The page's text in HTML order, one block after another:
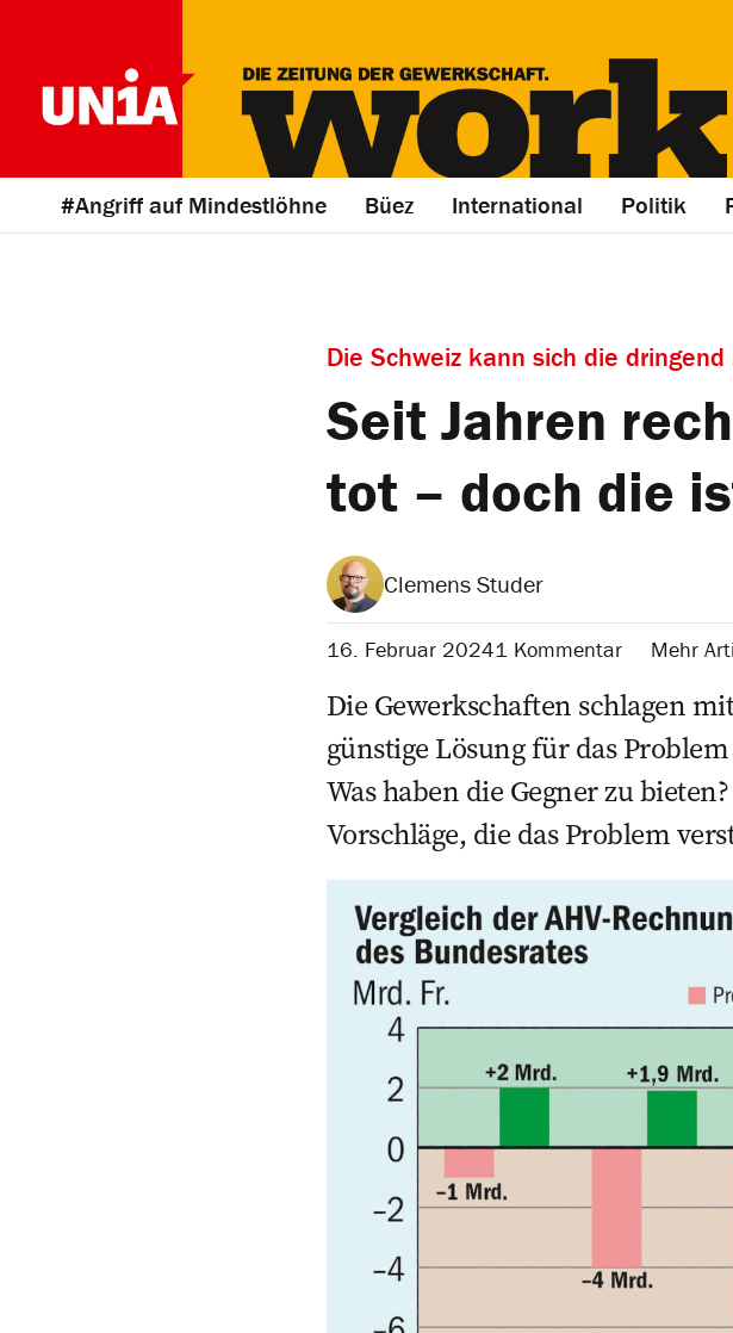
#Angriff auf Mindestlöhne Büez International Politik
Die Schweiz kann sich die
Seit Jahren
tot – doch die
Clemens Studer
16. Februar 20241 Kommentar Mehr
Die Gewerkschaften schlagen
günstige Lösung für das
Was haben die Gegner zu
Vorschläge, die das Problem